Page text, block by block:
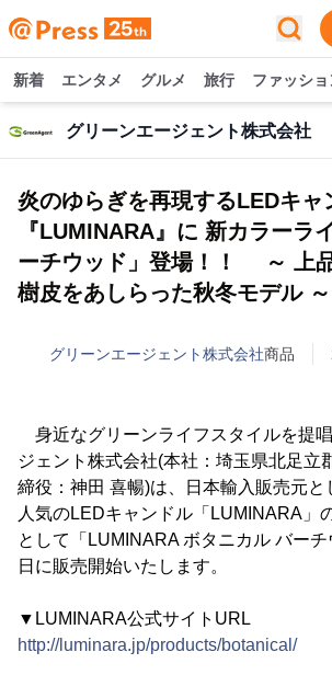
新着 エンタメ グルメ 旅行 ファッシ
グリーンエージェント株式会社
炎のゆらぎを再現するLEDキャ
『LUMINARA』に 新カラーラ
ーチウッド」登場！！ ～ 上
樹皮をあしらった秋冬モデル ～
グリーンエージェント株式会社商品
身近なグリーンライフスタイルを提
ジェント株式会社(本社：埼玉県北足立
締役：神田 喜暢)は、日本輸入販売元と
人気のLEDキャンドル「LUMINARA」
として「LUMINARA ボタニカル バー
日に販売開始いたします。
▼LUMINARA公式サイトURL
http://luminara.jp/products/botanical/